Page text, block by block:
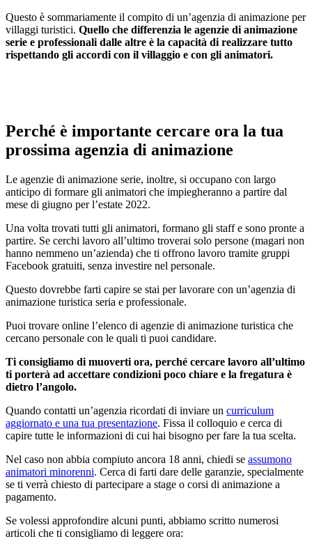
Questo è sommariamente il compito di un’agenzia di animazione per
villaggi turistici. Quello che differenzia le agenzie di animazione
serie e professionali dalle altre è la capacità di realizzare tutto
rispettando gli accordi con il villaggio e con gli animatori.
Perché è importante cercare ora la tua
prossima agenzia di animazione
Le agenzie di animazione serie, inoltre, si occupano con largo
anticipo di formare gli animatori che impiegheranno a partire dal
mese di giugno per l’estate 2022.
Una volta trovati tutti gli animatori, formano gli staff e sono pronte a
partire. Se cerchi lavoro all’ultimo troverai solo persone (magari non
hanno nemmeno un’azienda) che ti offrono lavoro tramite gruppi
Facebook gratuiti, senza investire nel personale.
Questo dovrebbe farti capire se stai per lavorare con un’agenzia di
animazione turistica seria e professionale.
Puoi trovare online l’elenco di agenzie di animazione turistica che
cercano personale con le quali ti puoi candidare.
Ti consigliamo di muoverti ora, perché cercare lavoro all’ultimo
ti porterà ad accettare condizioni poco chiare e la fregatura è
dietro l’angolo.
Quando contatti un’agenzia ricordati di inviare un curriculum
aggiornato e una tua presentazione. Fissa il colloquio e cerca di
capire tutte le informazioni di cui hai bisogno per fare la tua scelta.
Nel caso non abbia compiuto ancora 18 anni, chiedi se assumono
animatori minorenni. Cerca di farti dare delle garanzie, specialmente
se ti verrà chiesto di partecipare a stage o corsi di animazione a
pagamento.
Se volessi approfondire alcuni punti, abbiamo scritto numerosi
articoli che ti consigliamo di leggere ora: